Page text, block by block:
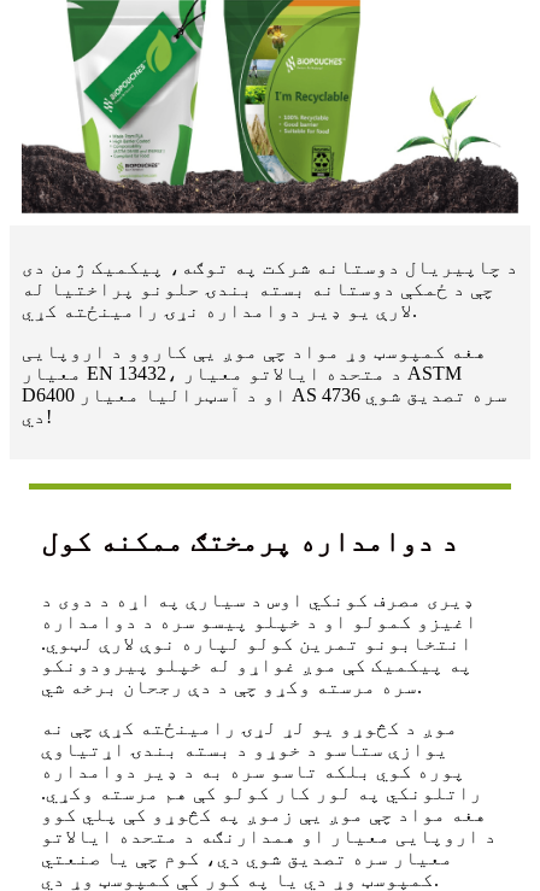
د چاپیریال دوستانه شرکت په توګه، پیکمیک ژمن دی
چې د ځمکې دوستانه بسته بندۍ حلونو پراختیا له
لارې یو ډیر دوامداره نړۍ رامینځته کړي.
هغه کمپوسټ وړ مواد چې موږ یې کاروو د اروپایی
معیار EN 13432، د متحده ایالاتو معیار ASTM
D6400 او د آسټرالیا معیار AS 4736 سره تصدیق شوي
دي!
د دوامداره پرمختګ ممکنه کول
ډیری مصرف کونکي اوس د سیارې په اړه د دوی د
اغیزو کمولو او د خپلو پیسو سره د دوامداره
انتخابونو تمرین کولو لپاره نوې لارې لټوي.
په پیکمیک کې موږ غواړو له خپلو پیرودونکو
سره مرسته وکړو چې د دې رجحان برخه شي.
موږ د کڅوړو یو لړ لړۍ رامینځته کړې چې نه
یوازې ستاسو د خوړو د بسته بندۍ اړتیاوې
پوره کوي بلکه تاسو سره به د ډیر دوامداره
راتلونکي په لور کار کولو کې هم مرسته وکړي.
هغه مواد چې موږ یې زموږ په کڅوړو کې پلي کوو
د اروپایی معیار او همدارنګه د متحده ایالاتو
معیار سره تصدیق شوي دي، کوم چې یا صنعتي
کمپوسټ وړ دي یا په کور کې کمپوسټ وړ دي.